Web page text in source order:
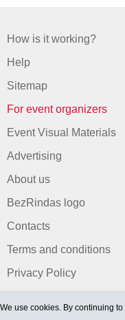
How is it working?
Help
Sitemap
For event organizers
Event Visual Materials
Advertising
About us
BezRindas logo
Contacts
Terms and conditions
Privacy Policy
We use cookies. By continuing